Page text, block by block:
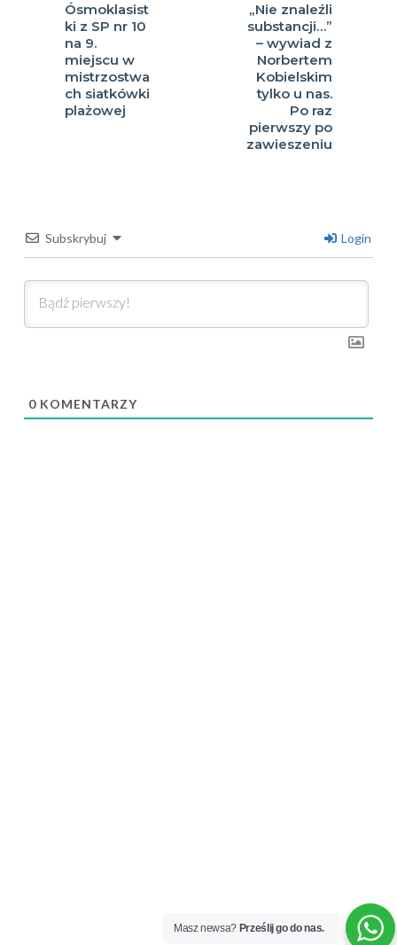
Ósmoklasist
ki z SP nr 10
na 9.
miejscu w
mistrzostwa
ch siatkówki
plażowej
„Nie znaleźli
substancji…”
– wywiad z
Norbertem
Kobielskim
tylko u nas.
Po raz
pierwszy po
zawieszeniu
Subskrybuj Login
0 KOMENTARZY
Masz newsa? Prześlij go do nas.